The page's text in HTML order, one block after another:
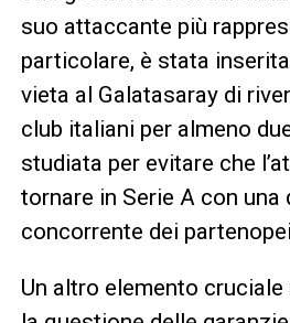
suo attaccante più
particolare, è stata
vieta al Galatasaray di
club italiani per almeno
studiata per evitare che
tornare in Serie A con una
concorrente dei
Un altro elemento